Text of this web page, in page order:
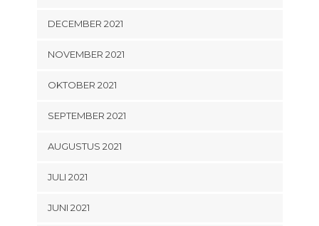
DECEMBER 2021
NOVEMBER 2021
OKTOBER 2021
SEPTEMBER 2021
AUGUSTUS 2021
JULI 2021
JUNI 2021